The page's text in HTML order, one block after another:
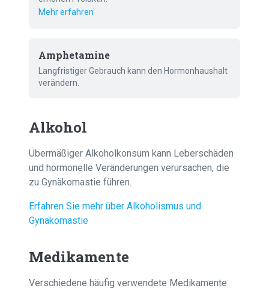
Mehr erfahren
Amphetamine
Langfristiger Gebrauch kann den Hormonhaushalt
verändern.
Alkohol
Übermäßiger Alkoholkonsum kann Leberschäden
und hormonelle Veränderungen verursachen, die
zu Gynäkomastie führen.
Erfahren Sie mehr über Alkoholismus und
Gynäkomastie
Medikamente
Verschiedene häufig verwendete Medikamente